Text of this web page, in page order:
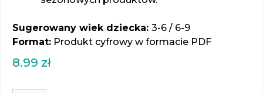
Sugerowany wiek dziecka: 3-6 / 6-9
Format: Produkt cyfrowy w formacie PDF
8.99 zł